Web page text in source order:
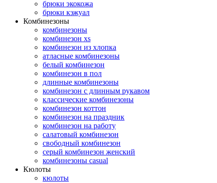
брюки экокожа
брюки кэжуал
Комбинезоны
комбинезоны
комбинезон xs
комбинезон из хлопка
атласные комбинезоны
белый комбинезон
комбинезон в пол
длинные комбинезоны
комбинезон с длинным рукавом
классические комбинезоны
комбинезон коттон
комбинезон на праздник
комбинезон на работу
салатовый комбинезон
свободный комбинезон
серый комбинезон женский
комбинезоны casual
Кюлоты
кюлоты